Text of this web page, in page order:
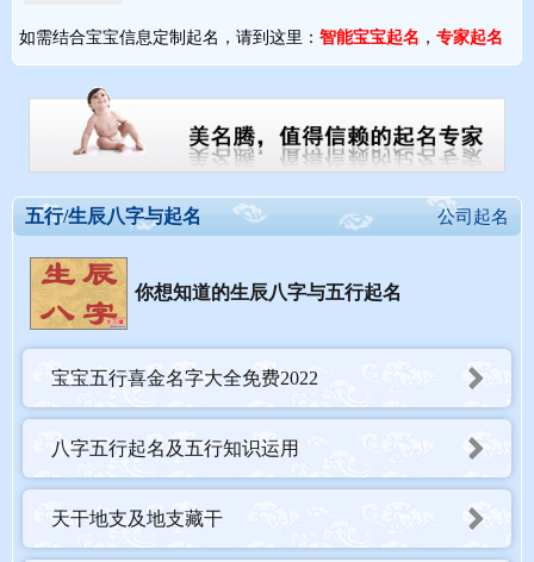
如需结合宝宝信息定制起名，请到这里： 智能宝宝起名 ， 专家起名
公司起名
五行/生辰八字与起名
你想知道的生辰八字与五行起名
宝宝五行喜金名字大全免费2022
八字五行起名及五行知识运用
天干地支及地支藏干